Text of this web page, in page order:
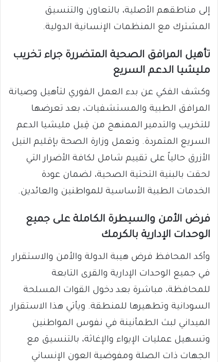
إلى مناطقهم الأصلية، بالتعاون والتنسيق
المشترك مع المنظمات الإنسانية الدولية.
​تأهيل المرافق الصحية المتضررة جراء تخريب
مليشيا الدعم السريع
​وكشف الفكي عن بدء العمل الفوري لتأهيل وصيانة
المرافق الطبية والمستشفيات، بعد تعرضها
للتخريب والتدمير الممنهج من قِبل مليشيا الدعم
السريع المتمردة. وتعمل وزارة الصحة بإقليم النيل
الأزرق حالياً على تقييم شامل لكافة الأضرار التي
لحقت بالبنية التحتية الصحية، لضمان عودة
الخدمات الطبية الأساسية للمواطنين والعائدين.
​فرض الأمن والسيطرة الكاملة على جميع
الوحدات الإدارية بالكرمك
​وأكد المحافظ فرض هيبة الدولة والأمن والاستقرار
في جميع الوحدات الإدارية والقرى التابعة
للمحافظة، مباشرة بعد دخول القوات المسلحة
السودانية وتطهيرها للمنطقة. ويأتي هذا الاستقرار
الميداني لبث الطمأنينة في نفوس المواطنين
وتسهيل عمليات الإيواء والإغاثة، بالتنسيق مع
الجهات ذات الصلة ومفوضية العون الإنساني